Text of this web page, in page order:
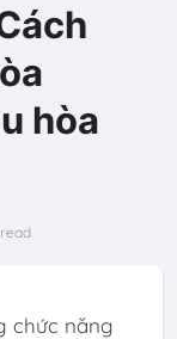
hòa
chức năng